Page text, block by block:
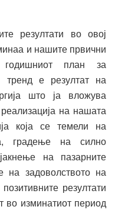
резултати во овој
и нашите првични
план за
тренд е резултат на
што ја вложува
на нашата
која се темели на
градење на силно
на пазарните
на задоволството на
резултати
во изминатиот период